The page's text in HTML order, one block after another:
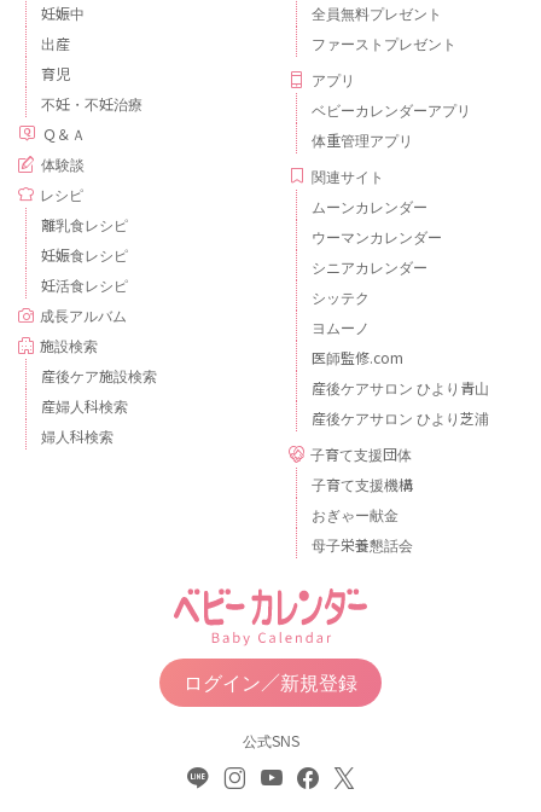
妊娠中
出産
育児
不妊・不妊治療
Ｑ＆Ａ
体験談
レシピ
離乳食レシピ
妊娠食レシピ
妊活食レシピ
成長アルバム
施設検索
産後ケア施設検索
産婦人科検索
婦人科検索
全員無料プレゼント
ファーストプレゼント
アプリ
ベビーカレンダーアプリ
体重管理アプリ
関連サイト
ムーンカレンダー
ウーマンカレンダー
シニアカレンダー
シッテク
ヨムーノ
医師監修.com
産後ケアサロン ひより青山
産後ケアサロン ひより芝浦
子育て支援団体
子育て支援機構
おぎゃー献金
母子栄養懇話会
ログイン／新規登録
公式SNS